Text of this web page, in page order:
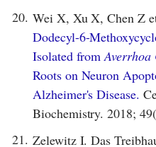
20. Wei X, Xu X, Chen Z
Dodecyl-6-
Isolated fromAverrhoa
Roots on Neuron
Alzheimer's Disease.
Biochemistry. 2018;
21. Zelewitz I. Das